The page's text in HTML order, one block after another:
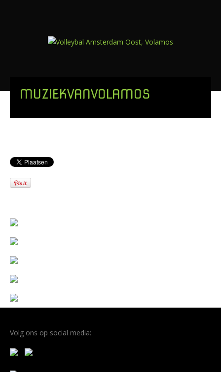
MUZIEKVANVOLAMOS
Volg ons op social media: